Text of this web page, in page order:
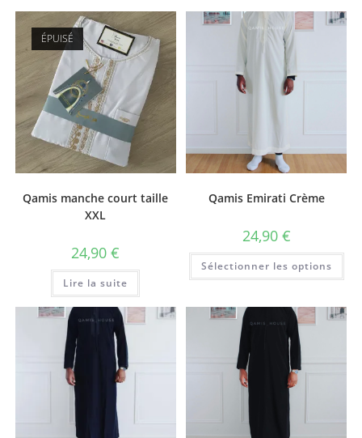
ÉPUISÉ
Qamis manche court taille
XXL
24,90€
Lire la suite
Qamis Emirati Crème
24,90 €
Sélectionner les options